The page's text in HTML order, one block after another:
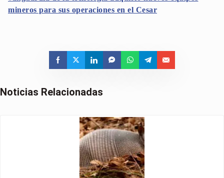
mineros para sus operaciones en el Cesar
Noticias Relacionadas